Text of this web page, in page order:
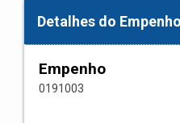
Detalhes do Empenho
Empenho
0191003